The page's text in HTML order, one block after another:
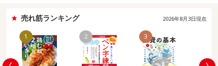
売れ筋ランキング 2026年8月3日現在
1 2 3